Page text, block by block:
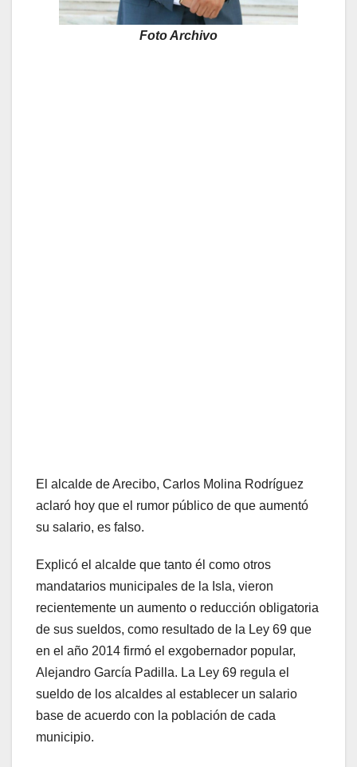
Foto Archivo
El alcalde de Arecibo, Carlos Molina Rodríguez
aclaró hoy que el rumor público de que aumentó
su salario, es falso.
Explicó el alcalde que tanto él como otros
mandatarios municipales de la Isla, vieron
recientemente un aumento o reducción obligatoria
de sus sueldos, como resultado de la Ley 69 que
en el año 2014 firmó el exgobernador popular,
Alejandro García Padilla. La Ley 69 regula el
sueldo de los alcaldes al establecer un salario
base de acuerdo con la población de cada
municipio.